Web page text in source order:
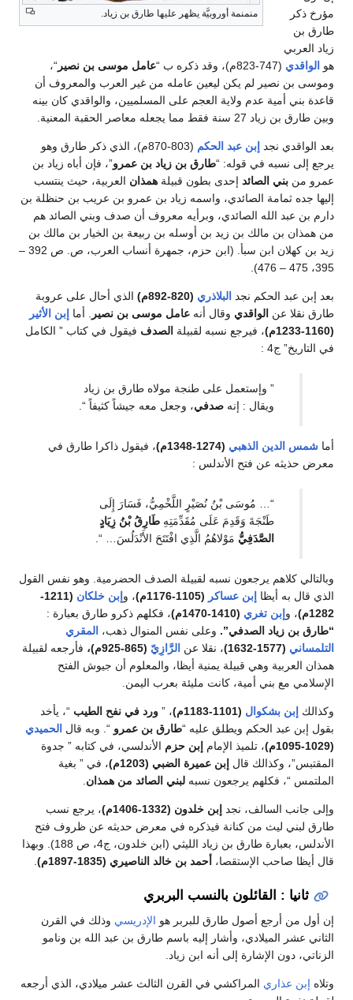
منمنمة أوروبيَّة يظهر عليها طارق بن زياد.
(747-823م)، وقد ذكره ب “ عامل موسى بن نصير“،
نصير لم يكن ليعين عامله من غير العرب والمعروف أن
أمية عدم ولاية العجم على المسلميين، والواقدي كان بينه
مما يجعله معاصر الحقبة المعنية.
نجدإبن عبد الحكم
(803-870م)، الذي ذكر طارق وهو
نسبه في قوله: “طارق بن زياد بن عمرو ”، فإن أباه زياد بن
بني الصائدإحدى بطون قبيلة همذان العربية، حيث ينتسب
ثمامة الصائدي، واسمه زياد بن عمرو بن عريب بن حنظلة بن
عبد الله الصائدي، وبرأيه معروف أن صدف وبني الصائد هم
بن مالك بن زيد بن أوسله بن ربيعة بن الخيار بن مالك بن
زيد بن كهلان ابن سبأ. (ابن حزم، جمهرة أنساب العرب، ص. ص 392 –
الحكم نجدالبلاذري (820-892م)
الذي أحال على عروبة
عنالواقدي وقال أنهعامل موسى بن نصير. أماإبن الأثير
، فيرجع نسبه لقبيلة الصدففيقول في كتاب ” الكامل
ج4 :
” وإستعمل على طنجة مولاه طارق بن زياد
صدفي ، وجعل معه جيشاً كثيفاً “.
الذهبي (1274-1348م)
، فيقول ذاكرا طارق في
عن فتح الأندلس :
“… مُوسَى بْنُ نُصَيْرٍ اللَّخْمِيُّ، فَسَارَ إِلَى
طَنْجَةَ وَقَدِمَ عَلَى مُقَدِّمَتِهِطَارِقُ بْنُ زِيَادٍ
مَوْلاهُمُ الَّذِي افْتَتَحَ الأَنْدَلُسَ… “.
كلاهم يرجعون نسبه لقبيلة الصدف الحضرمية. وهو نفس القول
به أيظا إبن عساكر(1105-1176م) ، وإبن خلكان
(1211-
إبن تغري(1410-1470م)
، فكلهم ذكرو طارق بعبارة :
زياد الصدفي”.وعلى نفس المنوال ذهب،المقري
، نقلا عنالرَّازِيّ(865-925م)،
فأرجعه لقبيلة
وهي قبيلة يمنية أيظا، والمعلوم أن جيوش الفتح
مع بني أمية، كانت مليئة بعرب اليمن.
إبن بشكوال (1101-1183م) ، ”ورد في نفح الطيب “، يأخد
عبد الحكم ويطلق عليه “طارق بن عمرو “. وبه قالالحميدي
، تلميذ الإمام إبن حزمالأندلسي، في كتابه ” جدوة
وكذالك قال إبن عميرة الضبي (1203م)
، في ” بغية
“، فكلهم يرجعون نسبه لبني الصائد من همذان.
السالف، نجدإبن خلدون (1332-1406م)
، يرجع نسب
ليث من كنانة فيذكره في معرض حديثه عن ظروف فتح
الأندلس، بعبارة طارق بن زياد الليثي (ابن خلدون، ج4، ص 188). وبهذا
صاحب الإستقصا،أحمد بن خالد الناصيري (1835-1897م) .
: القائلون بالنسب البربري
أرجع أصول طارق للبربر هو الإدريسيوذلك في القرن
الميلادي، وأشار إليه باسم طارق بن عبد الله بن ونامو
دون الإشارة إلى أنه ابن زياد.
عذاريالمراكشي في القرن الثالث عشر ميلادي، الذي أرجعه